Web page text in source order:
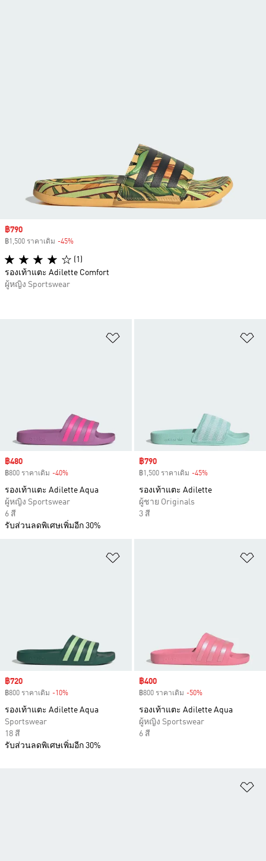
Sale price
฿480
฿800 ราคาเดิม -40%
รองเท้าแตะ Adilette Aqua
ผู้หญิง Sportswear
6 สี
รับส่วนลดพิเศษเพิ่มอีก 30%
Sale price
฿790
฿1,500 ราคาเดิม -45%
รองเท้าแตะ Adilette
ผู้ชาย Originals
3 สี
Sale price
฿720
฿800 ราคาเดิม -10%
รองเท้าแตะ Adilette Aqua
Sportswear
18 สี
รับส่วนลดพิเศษเพิ่มอีก 30%
Sale price
฿400
฿800 ราคาเดิม -50%
รองเท้าแตะ Adilette Aqua
ผู้หญิง Sportswear
6 สี
Sale price
฿790
฿1,500 ราคาเดิม -45%
(1)
รองเท้าแตะ Adilette Comfort
ผู้หญิง Sportswear